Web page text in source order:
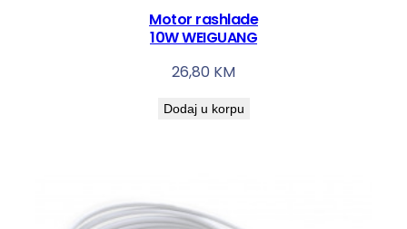
Motor rashlade
10W WEIGUANG
26,80 KM
Dodaj u korpu